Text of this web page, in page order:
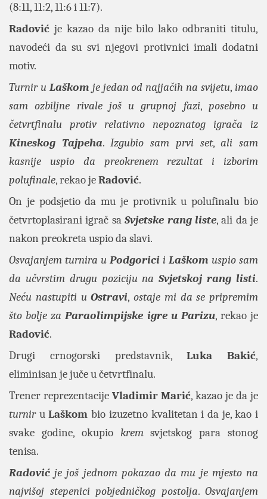
(8:11, 11:2, 11:6 i 11:7).
Radović je kazao da nije bilo lako odbraniti titulu,
navodeći da su svi njegovi protivnici imali dodatni
motiv.
Turnir u Laškom je jedan od najjačih na svijetu,imao
sam ozbiljne rivale još u grupnoj fazi, posebno u
četvrtfinalu protiv relativno nepoznatog igrača iz
Kineskog Tajpeha.Izgubio sam prvi set,ali sam
kasnije uspio da preokrenem rezultat i izborim
polufinale, rekao jeRadović.
On je podsjetio da mu je protivnik u polufinalu bio
četvrtoplasirani igrač saSvjetske rang liste, ali da je
nakon preokreta uspio da slavi.
Osvajanjem turnira u Podgorici i Laškom uspio sam
da učvrstim drugu poziciju naSvjetskoj rang listi.
Neću nastupiti uOstravi, ostaje mi da se pripremim
što bolje zaParaolimpijske igre u Parizu, rekao je
Radović.
Drugi crnogorski predstavnik,Luka Bakić,
eliminisan je juče u četvrtfinalu.
Trener reprezentacije Vladimir Marić, kazao je da je
turniruLaškom bio izuzetno kvalitetan i da je, kao i
svake godine, okupio kremsvjetskog para stonog
tenisa.
Radović je još jednom pokazao da mu je mjesto na
najvišoj stepenici pobjedničkog postolja. Osvajanjem